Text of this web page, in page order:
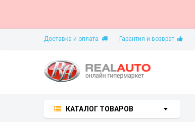
Доставка и оплата Гарантия и возврат
КАТАЛОГ ТОВАРОВ